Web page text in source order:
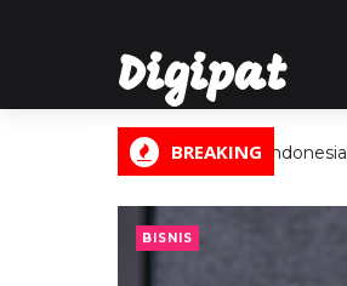
Digipat
Digital Informasi Indonesia
BREAKING
BISNIS